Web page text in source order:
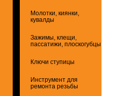
Молотки, киянки,
кувалды
Зажимы, клещи,
пассатижи, плоскогубцы
Ключи ступицы
Инструмент для
ремонта резьбы